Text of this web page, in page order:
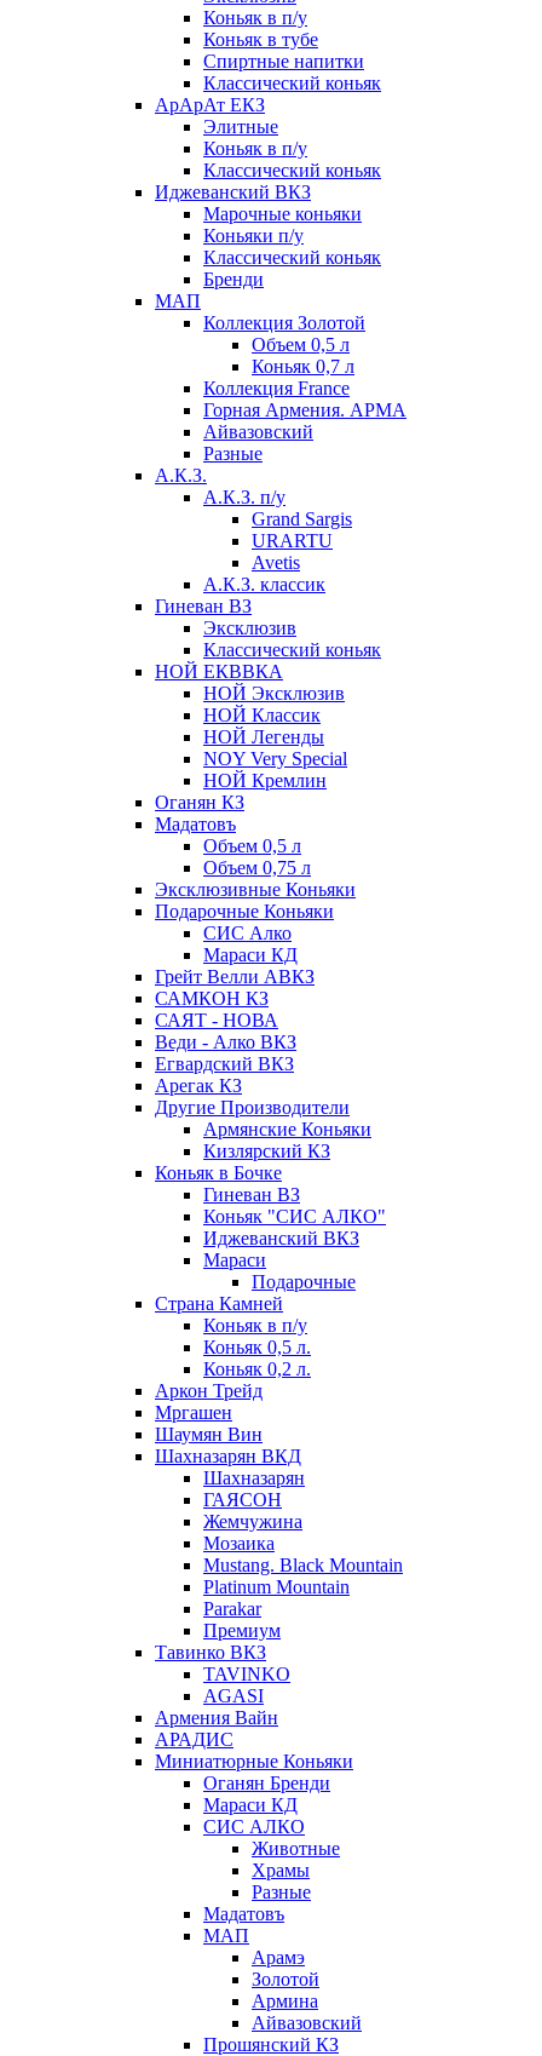
Коньяк в п/у
Коньяк в тубе
Спиртные напитки
Классический коньяк
АрАрАт ЕКЗ
Элитные
Коньяк в п/у
Классический коньяк
Иджеванский ВКЗ
Марочные коньяки
Коньяки п/у
Классический коньяк
Бренди
МАП
Коллекция Золотой
Объем 0,5 л
Коньяк 0,7 л
Коллекция France
Горная Армения. АРМА
Айвазовский
Разные
А.К.З.
А.К.З. п/у
Grand Sargis
URARTU
Avetis
А.К.З. классик
Гиневан ВЗ
Эксклюзив
Классический коньяк
НОЙ ЕКВВКА
НОЙ Эксклюзив
НОЙ Классик
НОЙ Легенды
NOY Very Speсial
НОЙ Кремлин
Оганян КЗ
Мадатовъ
Объем 0,5 л
Объем 0,75 л
Эксклюзивные Коньяки
Подарочные Коньяки
СИС Алко
Мараси КД
Грейт Велли АВКЗ
САМКОН КЗ
САЯТ - НОВА
Веди - Алко ВКЗ
Егвардский ВКЗ
Арегак КЗ
Другие Производители
Армянские Коньяки
Кизлярский КЗ
Коньяк в Бочке
Гиневан ВЗ
Коньяк "СИС АЛКО"
Иджеванский ВКЗ
Мараси
Подарочные
Страна Камней
Коньяк в п/у
Коньяк 0,5 л.
Коньяк 0,2 л.
Аркон Трейд
Мргашен
Шаумян Вин
Шахназарян ВКД
Шахназарян
ГАЯСОН
Жемчужина
Мозаика
Mustang. Black Mountain
Platinum Mountain
Parakar
Премиум
Тавинко ВКЗ
TAVINKO
AGASI
Армения Вайн
АРАДИС
Миниатюрные Коньяки
Оганян Бренди
Мараси КД
СИС АЛКО
Животные
Храмы
Разные
Мадатовъ
МАП
Арамэ
Золотой
Армина
Айвазовский
Прошянский КЗ